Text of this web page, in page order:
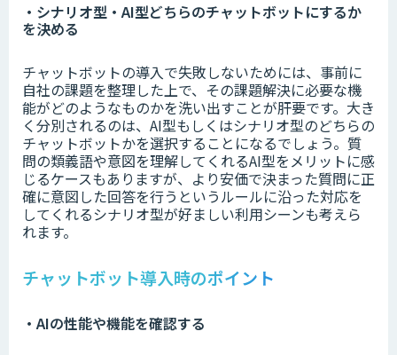
・シナリオ型・AI型どちらのチャットボットにするか
を決める
チャットボットの導入で失敗しないためには、事前に
自社の課題を整理した上で、その課題解決に必要な機
能がどのようなものかを洗い出すことが肝要です。大き
く分別されるのは、AI型もしくはシナリオ型のどちらの
チャットボットかを選択することになるでしょう。質
問の類義語や意図を理解してくれるAI型をメリットに感
じるケースもありますが、より安価で決まった質問に正
確に意図した回答を行うというルールに沿った対応を
してくれるシナリオ型が好ましい利用シーンも考えら
れます。
チャットボット導入時のポイント
・AIの性能や機能を確認する